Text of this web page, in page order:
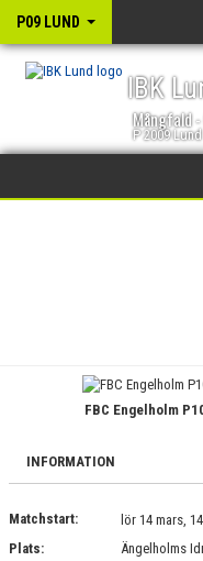
P09 LUND
IBK
Mångfald
P 2009 Lund
DOKUMENT
MATCHER
FBC Engelholm
INFORMATION
Matchstart:
lör 14 mars,
Plats:
Ängelholms